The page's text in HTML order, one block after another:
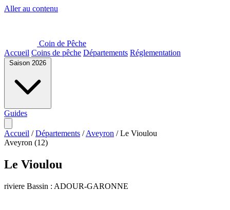
Aller au contenu
Coin de Pêche
Accueil Coins de pêche Départements Réglementation
Saison 2026
Guides
Accueil / Départements / Aveyron / Le Vioulou
Aveyron (12)
Le Vioulou
riviere Bassin : ADOUR-GARONNE